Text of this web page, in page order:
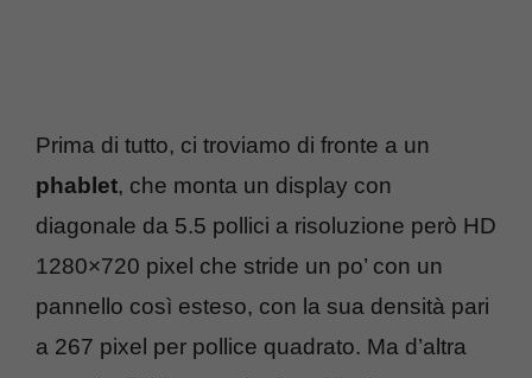
Prima di tutto, ci troviamo di fronte a un
phablet, che monta un display con
diagonale da 5.5 pollici a risoluzione però HD
1280×720 pixel che stride un po’ con un
pannello così esteso, con la sua densità pari
a 267 pixel per pollice quadrato. Ma d’altra